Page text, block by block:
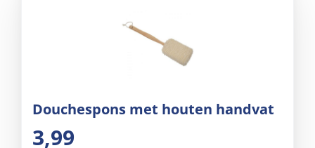
Douchespons met houten handvat
3,99